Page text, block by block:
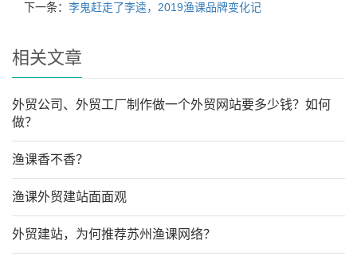
下一条： 李鬼赶走了李逵，2019渔课品牌变化记
相关文章
外贸公司、外贸工厂制作做一个外贸网站要多少钱？如何
做？
渔课香不香？
渔课外贸建站面面观
外贸建站，为何推荐苏州渔课网络？